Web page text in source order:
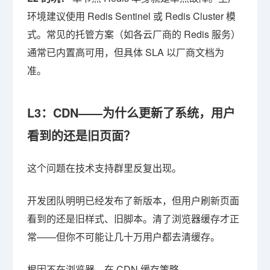
环境建议使用 Redis Sentinel 或 Redis Cluster 模
式。常见的托管方案（如各云厂商的 Redis 服务）
通常已内置高可用，但具体 SLA 以厂商文档为
准。
L3：CDN——为什么更新了系统，用户
看到的还是旧页面？
这个问题在技术支持群里反复出现。
开发团队明明已经发布了新版本，但用户刷新页面
看到的还是旧样式、旧脚本。清了浏览器缓存才正
常——但你不可能让几十万用户都去清缓存。